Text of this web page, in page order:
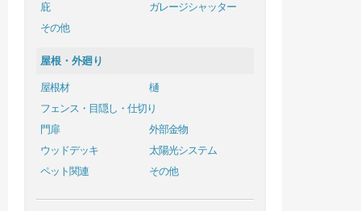
庇
ガレージシャッター
その他
屋根・外廻り
屋根材
樋
フェンス・目隠し・仕切り
門扉
外部金物
ウッドデッキ
太陽光システム
ペット関連
その他